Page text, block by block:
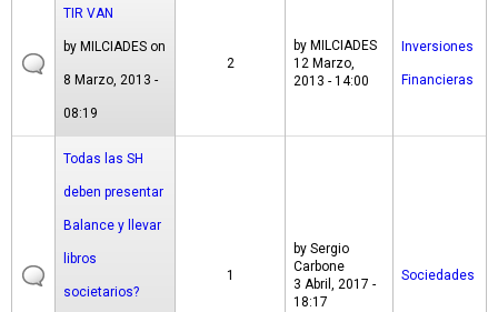
TIR VAN
by MILCIADES on
8 Marzo, 2013 -
08:19
2
by MILCIADES
12 Marzo,
2013 - 14:00
Inversiones
Financieras
Todas las SH
deben presentar
Balance y llevar
libros
societarios?
1
by Sergio
Carbone
3 Abril, 2017 -
18:17
Sociedades